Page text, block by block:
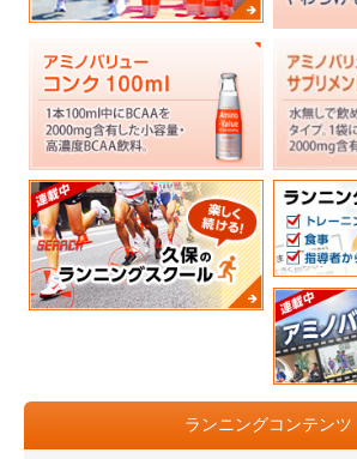
ランニングコンテンツ